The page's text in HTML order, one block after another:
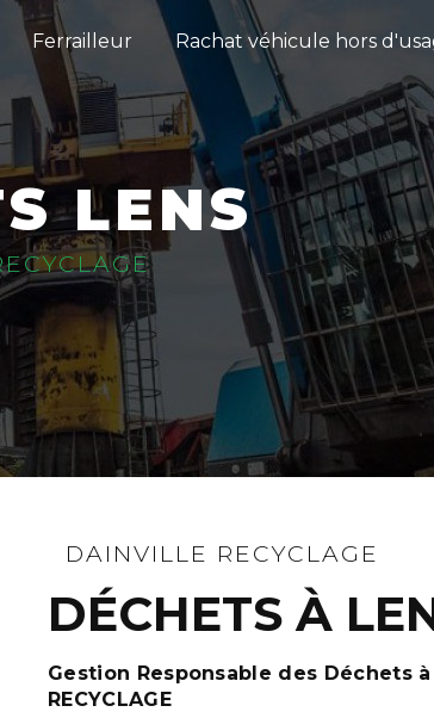
Ferrailleur Rachat véhicule hors
LENS
DAINVILLE RECYCLAGE
DÉCHETS À
Gestion Responsable des Déchets à
RECYCLAGE